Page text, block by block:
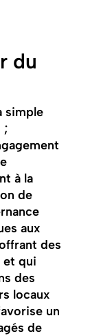
du
simple
;
à la
de
aux
des
et qui
des
locaux
un
de